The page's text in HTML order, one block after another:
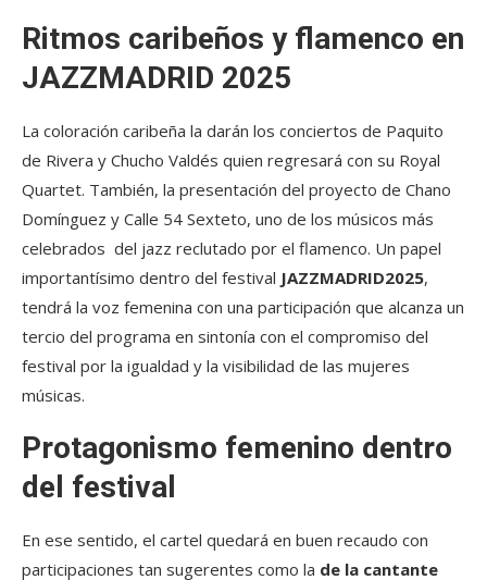
Ritmos caribeños y flamenco en
JAZZMADRID 2025
La coloración caribeña la darán los conciertos de Paquito
de Rivera y Chucho Valdés quien regresará con su Royal
Quartet. También, la presentación del proyecto de Chano
Domínguez y Calle 54 Sexteto, uno de los músicos más
celebrados del jazz reclutado por el flamenco. Un papel
importantísimo dentro del festival JAZZMADRID2025,
tendrá la voz femenina con una participación que alcanza un
tercio del programa en sintonía con el compromiso del
festival por la igualdad y la visibilidad de las mujeres
músicas.
Protagonismo femenino dentro
del festival
En ese sentido, el cartel quedará en buen recaudo con
participaciones tan sugerentes como la de la cantante